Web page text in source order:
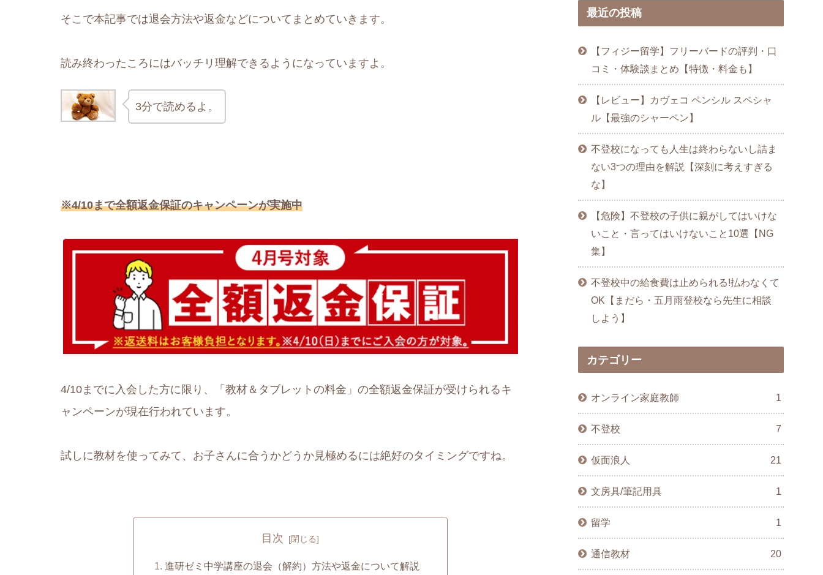
そこで本記事では退会方法や返金などについてまとめていきます。
読み終わったころにはバッチリ理解できるようになっていますよ。
3分で読めるよ。
※4/10まで全額返金保証のキャンペーンが実施中
4/10までに入会した方に限り、「教材＆タブレットの料金」の全額返金保証が受けられるキ
ャンペーンが現在行われています。
試しに教材を使ってみて、お子さんに合うかどうか見極めるには絶好のタイミングですね。
目次
進研ゼミ中学講座の退会（解約）方法や返金について解説
最近の投稿
【フィジー留学】フリーバードの評判・口
コミ・体験談まとめ【特徴・料金も】
【レビュー】カヴェコ ペンシル スペシャ
ル【最強のシャーペン】
不登校になっても人生は終わらないし詰ま
ない3つの理由を解説【深刻に考えすぎる
な】
【危険】不登校の子供に親がしてはいけな
いこと・言ってはいけないこと10選【NG
集】
不登校中の給食費は止められる!払わなくて
OK【まだら・五月雨登校なら先生に相談
しよう】
カテゴリー
オンライン家庭教師 1
不登校 7
仮面浪人 21
文房具/筆記用具 1
留学 1
通信教材 20